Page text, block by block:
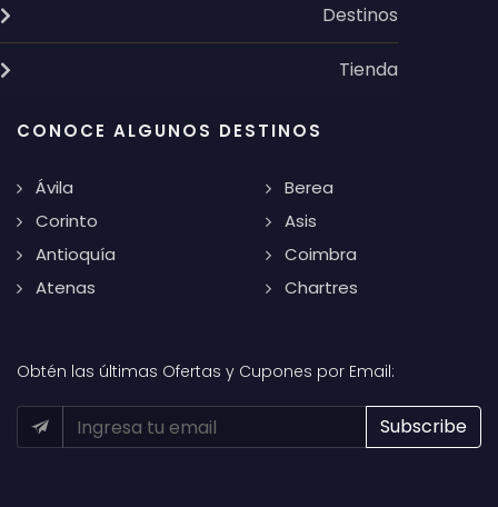
Destinos
Tienda
CONOCE ALGUNOS DESTINOS
Ávila
Corinto
Antioquía
Atenas
Berea
Asis
Coimbra
Chartres
Obtén las últimas Ofertas y Cupones por Email: